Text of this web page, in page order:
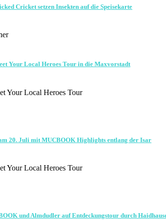
Cricket setzen Insekten auf die Speisekarte
Your Local Heroes Tour in die Maxvorstadt
Your Local Heroes Tour
20. Juli mit MUCBOOK Highlights entlang der Isar
Your Local Heroes Tour
und Almdudler auf Entdeckungstour durch